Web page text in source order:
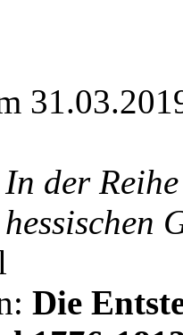
In der
hessischen
Die